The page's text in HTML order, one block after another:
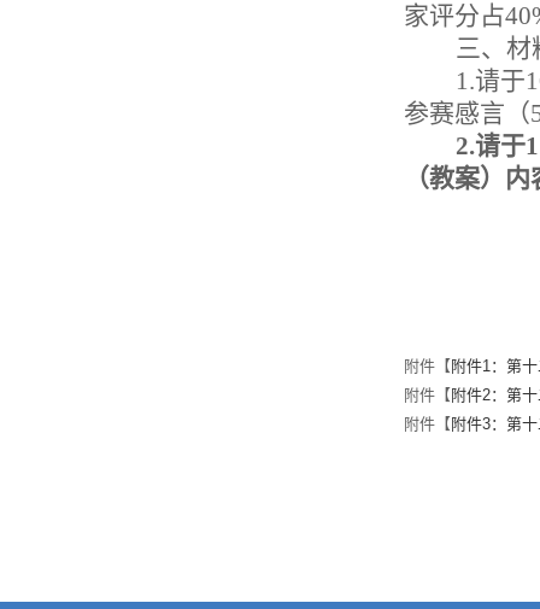
家评分占
三、材
1.请于1
参赛感言（
2.请于
（教案）
附件【 附件1：第
附件【 附件2：第
附件【 附件3：第